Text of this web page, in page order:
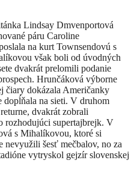
Lindsay Dmvenportová
páru Caroline
na kurt Townsendovú s
však boli od úvodných
dvakrát prelomili podanie
Hrunčáková výborne
čiary dokázala Američanky
na sieti. V druhom
dvakrát zobrali
rozhodujúci supertajbrejk. V
s Mihalíkovou, ktoré si
nevyužili šesť mečbalov, no za
vytryskol gejzír slovenskej